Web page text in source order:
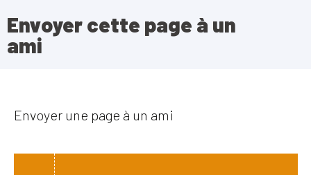
Envoyer cette page à un
ami
Envoyer une page à un ami